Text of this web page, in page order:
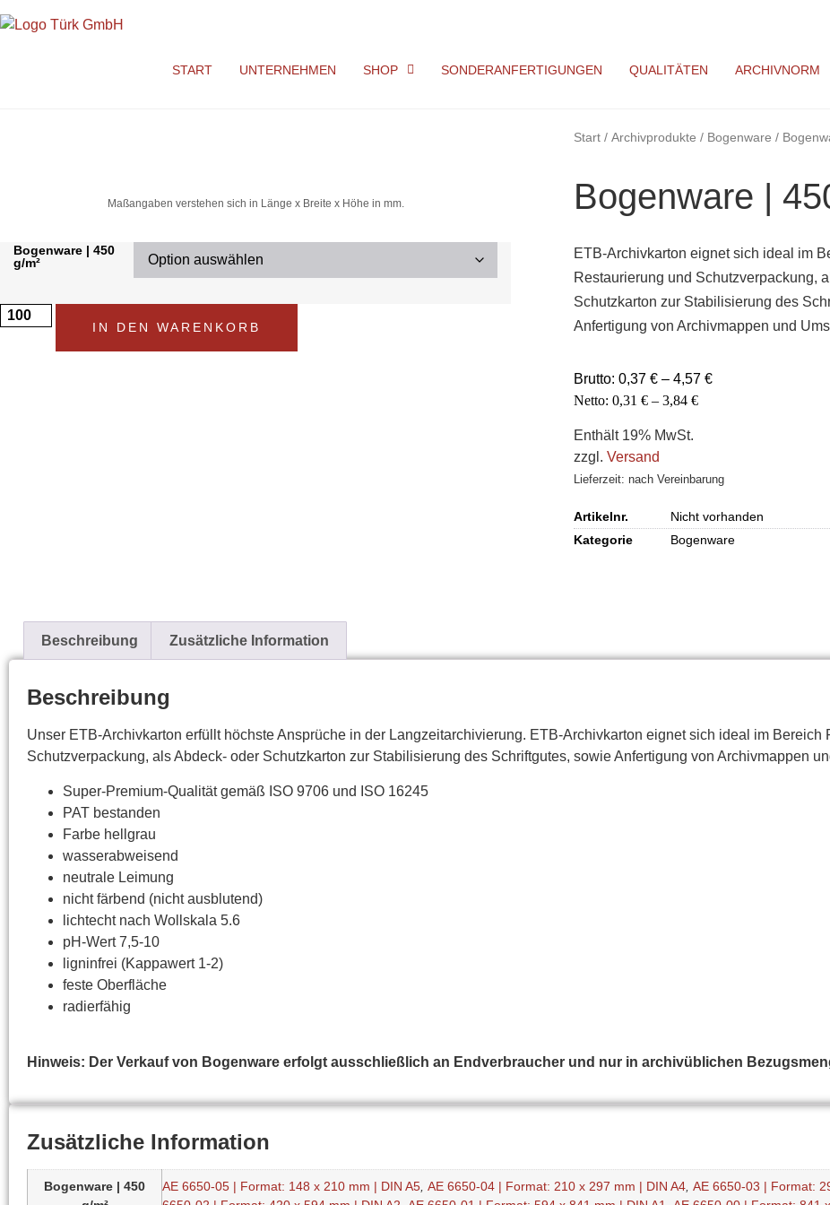
START UNTERNEHMEN SHOP SONDERANFERTIGUNGEN QUALITÄTEN ARCHIVNORM
Maßangaben verstehen sich in Länge x Breite x Höhe in mm.
Bogenware | 450
g/m²
IN DEN WARENKORB
Start / Archivprodukte / Bogenware /
Bogenware |
ETB-Archivkarton eignet sich ideal im
Restaurierung und Schutzverpackung,
Schutzkarton zur Stabilisierung des
Anfertigung von Archivmappen und
Brutto: 0,37 € – 4,57 €
Netto: 0,31 € – 3,84 €
Enthält 19% MwSt.
zzgl. Versand
Lieferzeit: nach Vereinbarung
Artikelnr.
Nicht vorhanden
Kategorie
Bogenware
Beschreibung Zusätzliche Information
Beschreibung
Unser ETB-Archivkarton erfüllt höchste Ansprüche in der Langzeitarchivierung. ETB-Archivkarton eignet sich ideal im Bereich
Schutzverpackung, als Abdeck- oder Schutzkarton zur Stabilisierung des Schriftgutes, sowie Anfertigung von Archivmappen
Super-Premium-Qualität gemäß ISO 9706 und ISO 16245
PAT bestanden
Farbe hellgrau
wasserabweisend
neutrale Leimung
nicht färbend (nicht ausblutend)
lichtecht nach Wollskala 5.6
pH-Wert 7,5-10
ligninfrei (Kappawert 1-2)
feste Oberfläche
radierfähig
Hinweis: Der Verkauf von Bogenware erfolgt ausschließlich an Endverbraucher und nur in archivüblichen
Zusätzliche Information
Bogenware | 450
AE 6650-05 | Format: 148 x 210 mm | DIN A5 AE 6650-04 | Format: 210 x 297 mm | DIN A4 AE 6650-03 | Format: